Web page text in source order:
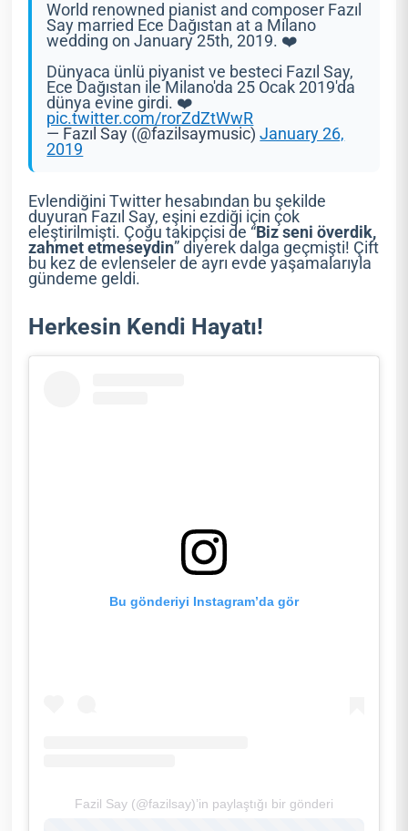
World renowned pianist and composer Fazıl
Say married Ece Dağıstan at a Milano
wedding on January 25th, 2019. ❤️
Dünyaca ünlü piyanist ve besteci Fazıl Say,
Ece Dağıstan ile Milano'da 25 Ocak 2019'da
dünya evine girdi. ❤️
pic.twitter.com/rorZdZtWwR
— Fazıl Say (@fazilsaymusic)January 26,
2019
Evlendiğini Twitter hesabından bu şekilde
duyuran Fazıl Say, eşini ezdiği için çok
eleştirilmişti. Çoğu takipçisi de “Biz seni överdik,
zahmet etmeseydin” diyerek dalga geçmişti! Çift
bu kez de evlenseler de ayrı evde yaşamalarıyla
gündeme geldi.
Herkesin Kendi Hayatı!
Bu gönderiyi Instagram’da gör
Fazil Say (@fazilsay)’in paylaştığı bir gönderi